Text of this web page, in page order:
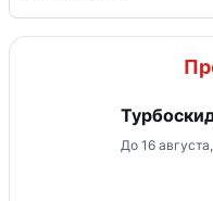
До 16